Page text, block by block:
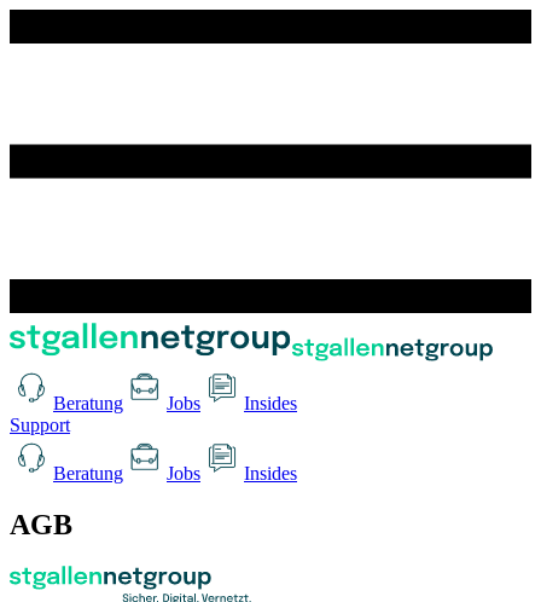
Beratung Jobs
Insides
Support
Beratung Jobs Insides
AGB